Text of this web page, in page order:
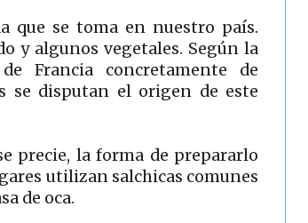
que se toma en nuestro país.
y algunos vegetales. Según la
Francia concretamente de
se disputan el origen de este
precie, la forma de prepararlo
utilizan salchicas comunes
de oca.